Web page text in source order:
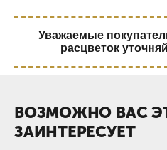
Уважаемые
расцветок
ВОЗМОЖНО ВАС
ЗАИНТЕРЕСУЕТ